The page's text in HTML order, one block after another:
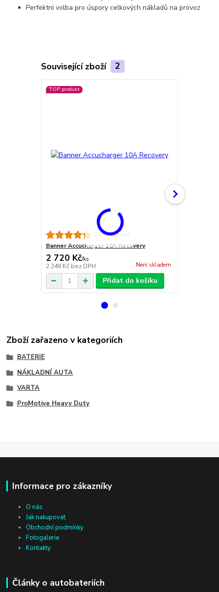
Perfektní volba pro úspory celkových nákladů na provoz
Související zboží 2
TOP produkt
1 hodnocení
Banner Accucharger 10A Recovery
2 720 Kč/ks
2 248 Kč bez DPH Není skladem
Přidat do košíku
Zboží zařazeno v kategoriích
BATERIE
NÁKLADNÍ AUTA
VARTA
ProMotive Heavy Duty
Informace pro zákazníky
O nás
Jak nakupovat
Obchodní podmínky
Fotogalerie
Kontakty
Články o autobateriích